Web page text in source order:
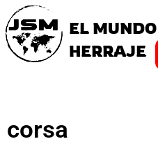
EL
HERRAJE
corsa